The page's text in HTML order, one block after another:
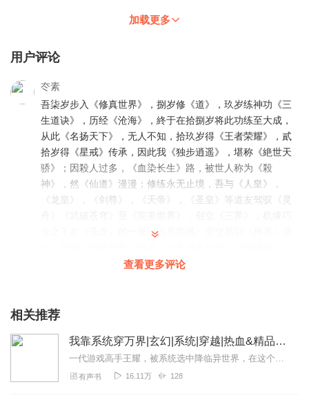
加载更多
用户评论
冭素
吾柒岁步入《修真世界》，捌岁修《道》，玖岁练神功《三
生道诀》，历经《沧海》，終于在拾捌岁将此功练至大成，
从此《名扬天下》，无人不知，拾玖岁得《王者荣耀》，貳
拾岁得《星戒》传承，因此我《独步逍遥》，堪称《絶世天
骄》；因殺人过多，《血染长生》路，被世人称为《殺
神》，然《仙道》漫漫；修练永无止境，吾与《人皇》，
《龙皇》，《剑尊》，《天帝》，《圣皇》等道友驾驭《灵
合之下在《圣虚》的一座《万界商城》里交易到《神墓》遗
诀》，欲《吞噬苍穹》，挥手《掌御万界》。吾之经历可用
Lifehack
查看更多评论
相关推荐
我靠系统穿万界|玄幻|系统|穿越|热血&精品多播
一代游戏高手王耀，被系统选中降临异世界，在这个充斥着魔道，武道还有机关道的世界。魔种，人类，神明三方大战，身为异世界的王耀该何去何从？上古洪荒，参悟鸿钧老祖合...
有声书 16.11万 128